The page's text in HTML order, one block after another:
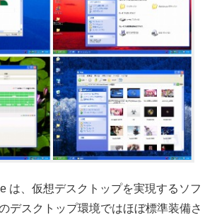
は、仮想デスクトップを実現するソフ
デスクトップ環境ではほぼ標準装備さ